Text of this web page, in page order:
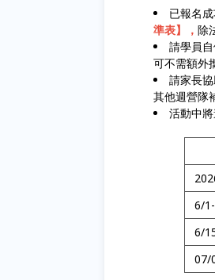
已報名
準表】， 除
請學員
可不需額外
請家長
其他週營隊
活動中
6/
6/
07/